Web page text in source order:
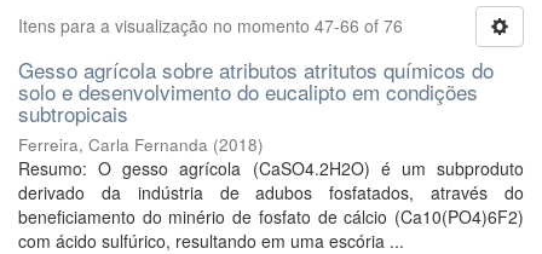
Itens para a visualização no momento 47-66 of 76
Gesso agrícola sobre atributos atritutos químicos do
solo e desenvolvimento do eucalipto em condições
subtropicais
Ferreira, Carla Fernanda (2018)
Resumo: O gesso agrícola (CaSO4.2H2O) é um subproduto
derivado da indústria de adubos fosfatados, através do
beneficiamento do minério de fosfato de cálcio (Ca10(PO4)6F2)
com ácido sulfúrico, resultando em uma escória ...